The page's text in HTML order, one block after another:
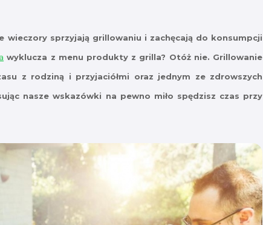
wieczory sprzyjają grillowaniu i zachęcają do konsumpcji
wyklucza z menu produkty z grilla? Otóż nie. Grillowanie
z rodziną i przyjaciółmi oraz jednym ze zdrowszych
nasze wskazówki na pewno miło spędzisz czas przy